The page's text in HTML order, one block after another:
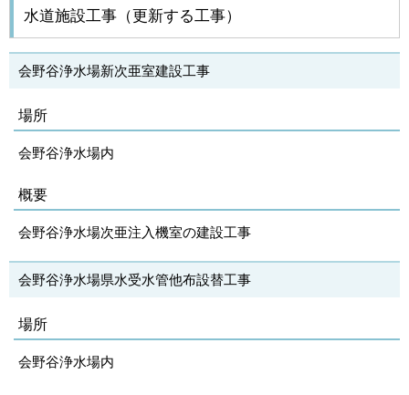
水道施設工事（更新する工事）
会野谷浄水場新次亜室建設工事
場所
会野谷浄水場内
概要
会野谷浄水場次亜注入機室の建設工事
会野谷浄水場県水受水管他布設替工事
場所
会野谷浄水場内